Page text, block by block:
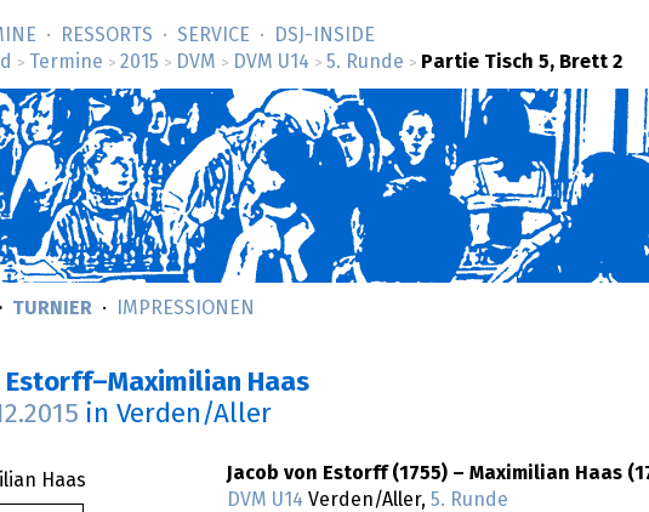
RESSORTS SERVICE
DSJ-­INSIDE
> Termine > 2015 > DVM > DVM U14 > 5. Runde > Partie Tisch 5, Brett 2
TURNIER IMPRESSIONEN
Estorff–Maximilian Haas
in Verden/Aller
Haas
Jacob von Estorff (1755) – Maximilian Haas
DVM U14 Verden/Aller, 5. Runde